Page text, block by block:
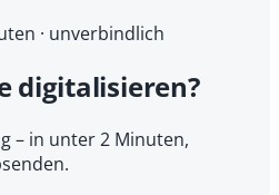
· unverbindlich
digitalisieren?
– in unter 2 Minuten,